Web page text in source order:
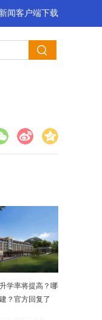
闻客户端下载
学率将提高？哪
？官方回复了